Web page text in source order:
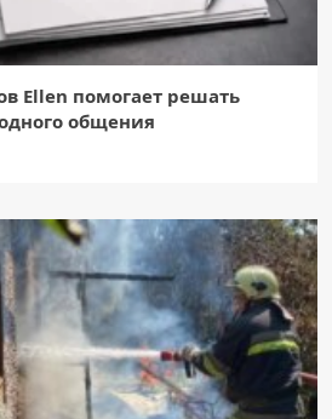
Ellen помогает решать
общения